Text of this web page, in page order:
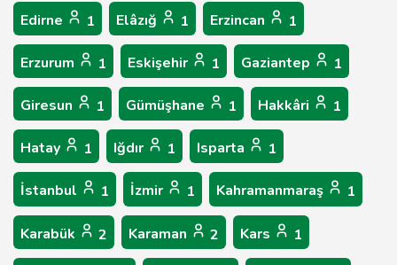
Edirne 1 Elâzığ 1 Erzincan 1
Erzurum 1 Eskişehir 1 Gaziantep 1
Giresun 1 Gümüşhane 1 Hakkâri 1
Hatay 1 Iğdır 1 Isparta 1
İstanbul 1 İzmir 1 Kahramanmaraş 1
Karabük 2 Karaman 2 Kars 1